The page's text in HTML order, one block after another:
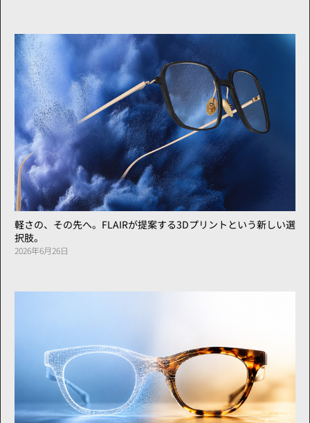
軽さの、その先へ。FLAIRが提案する3Dプリントという新しい選
択肢。
2026年6月26日